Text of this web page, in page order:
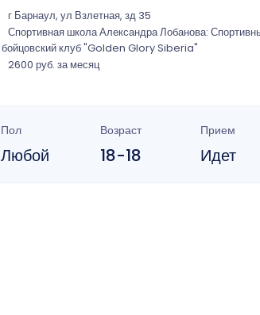
г Барнаул, ул Взлетная, зд 35
Спортивная школа Александра Лобанова:
бойцовский клуб "Golden Glory Siberia"
2600 руб. за месяц
Пол
Любой
Возраст
18-18
Прием
Идет